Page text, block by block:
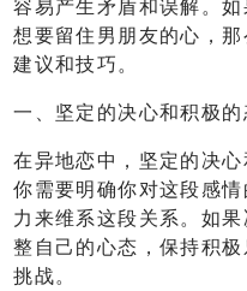
容易产生矛盾和误解。
想要留住男朋友的心，
建议和技巧。
一、坚定的决心和积极
在异地恋中，坚定的决心
你需要明确你对这段感
力来维系这段关系。如
整自己的心态，保持积
挑战。